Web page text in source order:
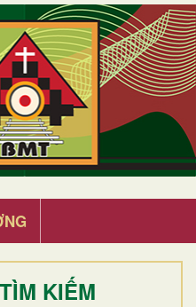
TÌM KIẾM